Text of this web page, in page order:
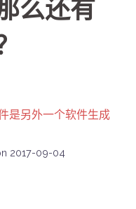
么还有
是另外一个软件生成
2017-09-04